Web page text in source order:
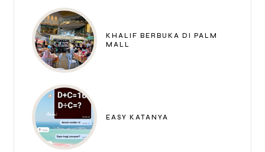
KHALIF BERBUKA DI PALM
MALL
EASY KATANYA